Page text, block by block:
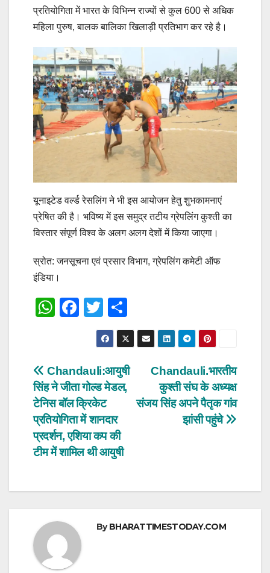
प्रतियोगिता में भारत के विभिन्न राज्यों से कुल 600 से अधिक
महिला पुरुष, बालक बालिका खिलाड़ी प्रतिभाग कर रहे है।
यूनाइटेड वर्ल्ड रेसलिंग ने भी इस आयोजन हेतु शुभकामनाएं
प्रेषित की है। भविष्य में इस समुद्र तटीय ग्रेपलिंग कुश्ती का
विस्तार संपूर्ण विश्व के अलग अलग देशों में किया जाएगा।
स्रोत: जनसूचना एवं प्रसार विभाग, ग्रेपलिंग कमेटी ऑफ
इंडिया।
W
s
A
p
p
F
e
b
o
o
k
T
wi
tt
er
h
ar
e
Post
navigation
Chandauli.भारतीय
कुश्ती संघ के अध्यक्ष
संजय सिंह अपने पैतृक गांव
झांसी पहुंचे
Chandauli:आयुषी
सिंह ने जीता गोल्ड मेडल,
टेनिस बॉल क्रिकेट
प्रतियोगिता में शानदार
प्रदर्शन, एशिया कप की
टीम में शामिल थी आयुषी
ByBHARATTIMESTODAY.COM